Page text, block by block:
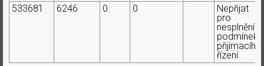
533681
6246 0 0
Nepřijat
pro
nesplnění
podmínek
přijímacího
řízení